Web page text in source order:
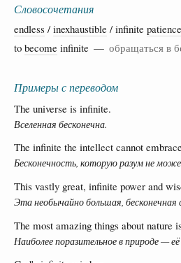
Словосочетания
endless / inexhaustible / infinite patience
to become infinite — обращаться в
Примеры с переводом
The universe is infinite.
Вселенная бесконечна.
The infinite the intellect cannot
Бесконечность, которую разум не
This vastly great, infinite power and
Эта необычайно большая, бесконечная
The most amazing things about nature
Наиболее поразительное в природе — её